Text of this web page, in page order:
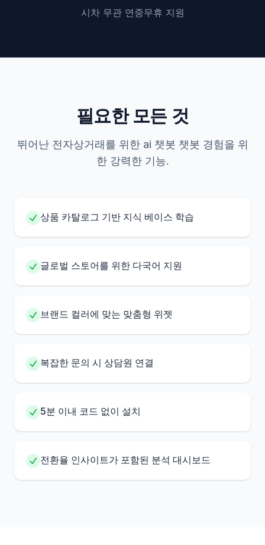
시차 무관 연중무휴 지원
필요한 모든 것
뛰어난 전자상거래를 위한 ai 챗봇 챗봇 경험을 위
한 강력한 기능.
상품 카탈로그 기반 지식 베이스 학습
글로벌 스토어를 위한 다국어 지원
브랜드 컬러에 맞는 맞춤형 위젯
복잡한 문의 시 상담원 연결
5분 이내 코드 없이 설치
전환율 인사이트가 포함된 분석 대시보드